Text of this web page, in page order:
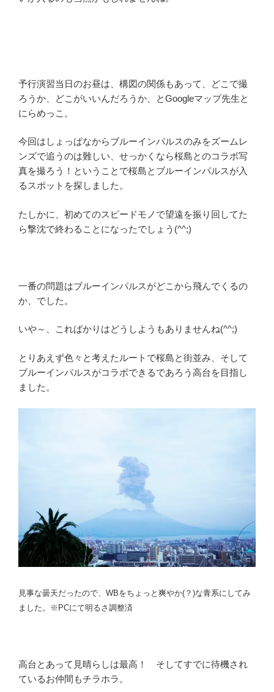
予行演習当日のお昼は、構図の関係もあって、どこで撮
ろうか、どこがいいんだろうか、とGoogleマップ先生と
にらめっこ。
今回はしょっぱなからブルーインパルスのみをズームレ
ンズで追うのは難しい、せっかくなら桜島とのコラボ写
真を撮ろう！ということで桜島とブルーインパルスが入
るスポットを探しました。
たしかに、初めてのスピードモノで望遠を振り回してた
ら撃沈で終わることになったでしょう(^^;)
一番の問題はブルーインパルスがどこから飛んでくるの
か、でした。
いや～、こればかりはどうしようもありませんね(^^;)
とりあえず色々と考えたルートで桜島と街並み、そして
ブルーインパルスがコラボできるであろう高台を目指し
ました。
見事な曇天だったので、WBをちょっと爽やか(？)な青系にしてみ
ました。※PCにて明るさ調整済
高台とあって見晴らしは最高！ そしてすでに待機され
ているお仲間もチラホラ。